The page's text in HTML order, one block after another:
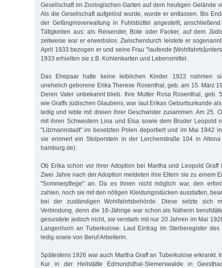
Gesellschaft im Zoologischen Garten auf dem heutigen Gelände
Als die Gesellschaft aufgelöst wurde, wurde er entlassen. Bis
der Gefängnisverwaltung in Fuhlsbüttel angestellt,
Tätigkeiten aus: als Reisender, Bote oder Packer, auf dem
zeitweise war er erwerbslos. Zwischendurch leistete er
April 1933 bezogen er und seine Frau "laufende
1933 erhielten sie z.B. Kohlenkarten und Lebensmittel.
Das Ehepaar hatte keine leiblichen Kinder. 1922 nahmen
unehelich geborene Erika Therese Rosenthal, geb. am 15. März
Deren Vater unbekannt blieb. Ihre Mutter Rosa Rosenthal, geb.
wie Graffs jüdischen Glaubens, war laut Erikas Geburtsurkunde
ledig und lebte mit dreien ihrer Geschwister zusammen. Am 25.
mit ihren Schwestern Lina und Elsa sowie dem Bruder Leopold
"Litzmannstadt" im besetzten Polen deportiert und im Mai 1942
sie erinnert ein Stolperstein in der Lerchenstraße 104 in Altona
hamburg.de).
Ob Erika schon vor ihrer Adoption bei Martha und Leopold Graff
Zwei Jahre nach der Adoption meldeten ihre Eltern sie zu einem
"Sommerpflege" an. Da es ihnen nicht möglich war, den
zahlen, noch sie mit den nötigen Kleidungsstücken ausstatten,
bei der zuständigen Wohlfahrtsbehörde. Diese setzte sich
Verbindung, denn die 16-Jährige war schon als Näherin
gesundete jedoch nicht, sie verstarb mit nur 20 Jahren im Mai
Langenhorn an Tuberkulose. Laut Eintrag im Sterberegister
ledig sowie von Beruf Arbeiterin.
Spätestens 1926 war auch Martha Graff an Tuberkulose erkrankt.
Kur in der Heilstätte Edmundsthal-Siemerswalde in